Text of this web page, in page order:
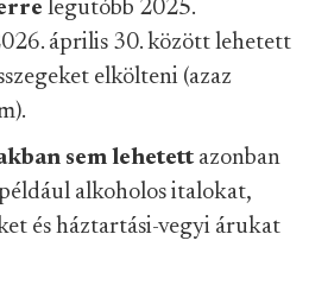
legutóbb 2025.
április 30. között lehetett
elkölteni (azaz
sem lehetett azonban
alkoholos italokat,
és háztartási-vegyi árukat